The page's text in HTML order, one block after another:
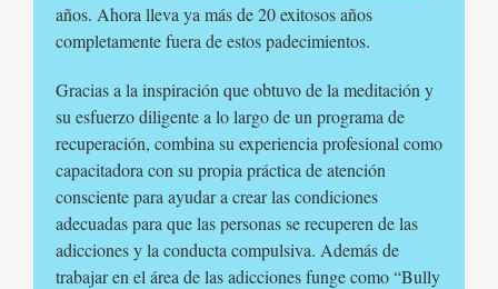
años. Ahora lleva ya más de 20 exitosos años
completamente fuera de estos padecimientos.
Gracias a la inspiración que obtuvo de la meditación y
su esfuerzo diligente a lo largo de un programa de
recuperación, combina su experiencia profesional como
capacitadora con su propia práctica de atención
consciente para ayudar a crear las condiciones
adecuadas para que las personas se recuperen de las
adicciones y la conducta compulsiva. Además de
trabajar en el área de las adicciones funge como “Bully